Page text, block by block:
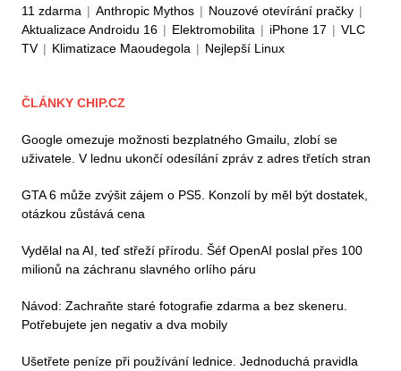
11 zdarma | Anthropic Mythos | Nouzové otevírání pračky |
Aktualizace Androidu 16 | Elektromobilita | iPhone 17 | VLC
TV | Klimatizace Maoudegola | Nejlepší Linux
ČLÁNKY CHIP.CZ
Google omezuje možnosti bezplatného Gmailu, zlobí se
uživatele. V lednu ukončí odesílání zpráv z adres třetích stran
GTA 6 může zvýšit zájem o PS5. Konzolí by měl být dostatek,
otázkou zůstává cena
Vydělal na AI, teď střeží přírodu. Šéf OpenAI poslal přes 100
milionů na záchranu slavného orlího páru
Návod: Zachraňte staré fotografie zdarma a bez skeneru.
Potřebujete jen negativ a dva mobily
Ušetřete peníze při používání lednice. Jednoduchá pravidla